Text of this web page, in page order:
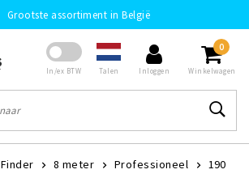
Grootste assortiment in België
In/ex BTW Talen Inloggen
0
Winkelwagen
Finder 8 meter Professioneel
190